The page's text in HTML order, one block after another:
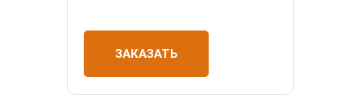
ЗАКАЗАТЬ